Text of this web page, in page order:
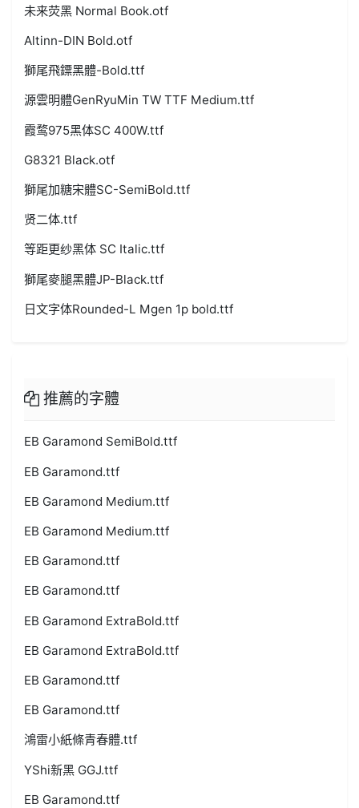
未来荧黑 Normal Book.otf
Altinn-DIN Bold.otf
獅尾飛鏢黑體-Bold.ttf
源雲明體GenRyuMin TW TTF Medium.ttf
霞鹜975黑体SC 400W.ttf
G8321 Black.otf
獅尾加糖宋體SC-SemiBold.ttf
贤二体.ttf
等距更纱黑体 SC Italic.ttf
獅尾麥腿黑體JP-Black.ttf
日文字体Rounded-L Mgen 1p bold.ttf
推薦的字體
EB Garamond SemiBold.ttf
EB Garamond.ttf
EB Garamond Medium.ttf
EB Garamond Medium.ttf
EB Garamond.ttf
EB Garamond.ttf
EB Garamond ExtraBold.ttf
EB Garamond ExtraBold.ttf
EB Garamond.ttf
EB Garamond.ttf
鴻雷小紙條青春體.ttf
YShi新黑 GGJ.ttf
EB Garamond.ttf